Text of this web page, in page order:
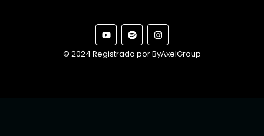
© 2024 Registrado por ByAxelGroup